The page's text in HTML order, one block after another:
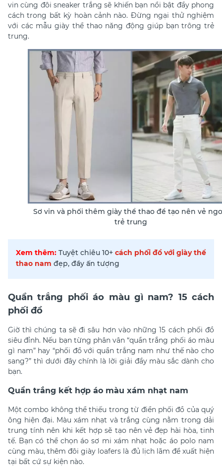
vin cùng đôi sneaker trắng sẽ khiến bạn nổi bật đầy phong
cách trong bất kỳ hoàn cảnh nào. Đừng ngại thử nghiệm
với các mẫu giày thể thao năng động giúp bạn trông trẻ
trung.
Sơ vin và phối thêm giày thể thao để tạo nên vẻ
trẻ trung
Xem thêm: Tuyệt chiêu 10+ cách phối đồ với giày thể
thao nam đẹp, đầy ấn tượng
Quần trắng phối áo màu gì nam? 15 cách
phối đồ
Giờ thì chúng ta sẽ đi sâu hơn vào những 15 cách phối đồ
siêu đỉnh. Nếu bạn từng phân vân “quần trắng phối áo màu
gì nam” hay “phối đồ với quần trắng nam như thế nào cho
sang?” thì dưới đây chính là lời giải đầy màu sắc dành cho
bạn.
Quần trắng kết hợp áo màu xám nhạt nam
Một combo không thể thiếu trong từ điển phối đồ của quý
ông hiện đại. Màu xám nhạt và trắng cùng nằm trong dải
trung tính nên khi kết hợp sẽ tạo nên vẻ đẹp hài hòa, tinh
tế. Bạn có thể chọn áo sơ mi xám nhạt hoặc áo polo nam
cùng màu, thêm đôi giày loafers là đủ lịch lãm để xuất hiện
tại bất cứ sự kiện nào.